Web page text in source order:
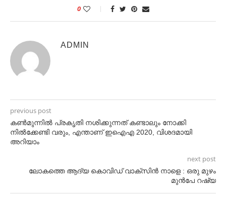
0
ADMIN
previous post
കണ്‍മുന്നില്‍ പ്രകൃതി നശിക്കുന്നത് കണ്ടാലും നോക്കി
നില്‍ക്കേണ്ടി വരും, എന്താണ് ഇഐഎ 2020, വിശദമായി
അറിയാം
next post
ലോകത്തെ ആദ്യ കൊവിഡ് വാക്‌സിൻ നാളെ : ഒരു മുഴം
മുൻപേ റഷ്യ